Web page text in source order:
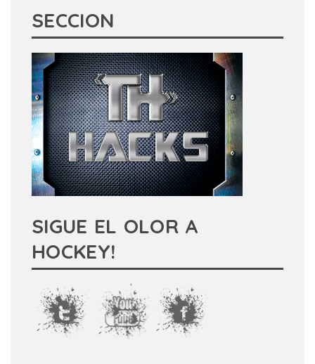
SECCION
SIGUE EL OLOR A
HOCKEY!